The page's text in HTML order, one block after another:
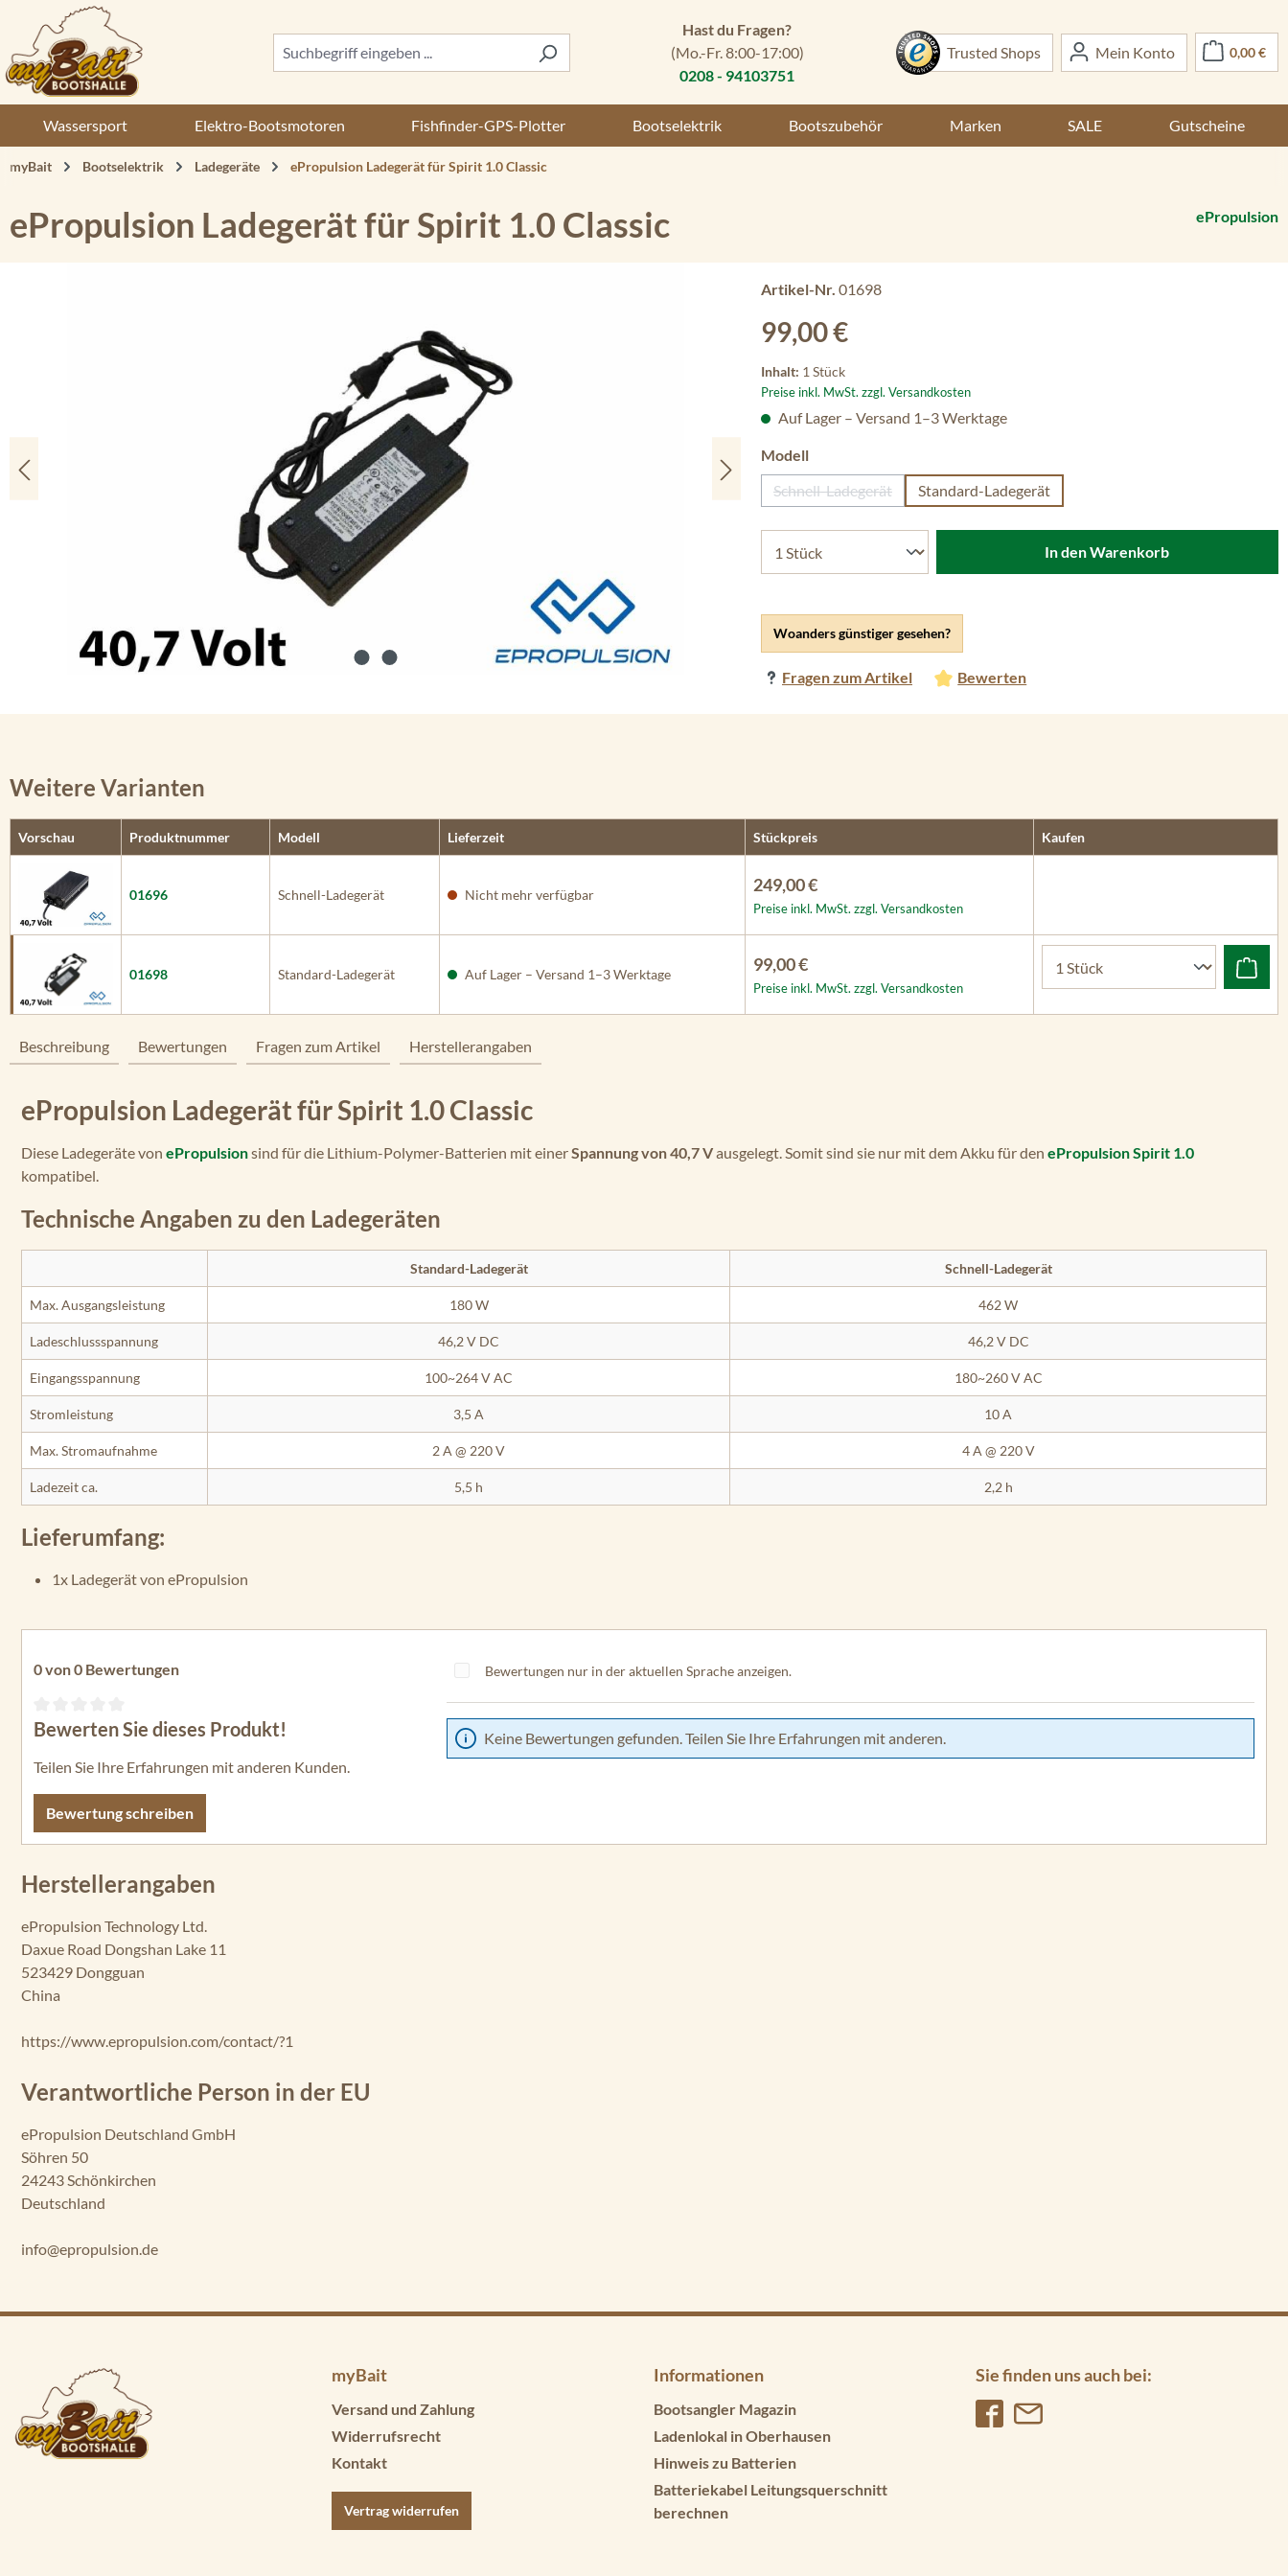
Hauptinhalt springen
Zur Suche springen
Zur Hauptnavigation springen
Hast du Fragen?
(Mo.-Fr. 8:00-17:00)
0208 - 94103751
Trusted Shops Mein Konto 0,00 €
Wassersport Elektro-Bootsmotoren Fishfinder-GPS-Plotter Bootselektrik Bootszubehör Marken SALE Gutscheine
myBait Bootselektrik Ladegeräte ePropulsion Ladegerät für Spirit 1.0 Classic
ePropulsion Ladegerät für Spirit 1.0 Classic ePropulsion
Artikel-Nr. 01698
Regulärer Preis:
99,00 €
Inhalt: 1 Stück
Preise inkl. MwSt. zzgl. Versandkosten
Woanders günstiger gesehen?
Fragen zum Artikel Bewerten
Auf Lager – Versand 1–3 Werktage
Modellauswählen
Schnell-Ladegerät
(Diese Option ist zurzeit nicht verfügbar.)
Standard-Ladegerät
In den Warenkorb
Weitere Varianten
Vorschau Produktnummer Modell Lieferzeit Stückpreis Kaufen
01696 Schnell-Ladegerät Nicht mehr verfügbar 249,00 €
Preise inkl. MwSt. zzgl. Versandkosten
01698 Standard-Ladegerät Auf Lager – Versand 1–3 Werktage 99,00 €
Preise inkl. MwSt. zzgl. Versandkosten
Beschreibung Bewertungen Fragen zum Artikel Herstellerangaben
ePropulsion Ladegerät für Spirit 1.0 Classic
Diese Ladegeräte von ePropulsionsind für die Lithium-Polymer-Batterien mit einerSpannung von 40,7 Vausgelegt. Somit sind sie nur mit dem Akku für den ePropulsion Spirit 1.0
kompatibel.
Technische Angaben zu den Ladegeräten
Standard-Ladegerät Schnell-Ladegerät
Max. Ausgangsleistung 180 W 462 W
Ladeschlussspannung 46,2 V DC 46,2 V DC
Eingangsspannung 100~264 V AC 180~260 V AC
Stromleistung 3,5 A 10 A
Max. Stromaufnahme 2 A @ 220 V 4 A @ 220 V
Ladezeit ca. 5,5 h 2,2 h
Lieferumfang:
1x Ladegerät von ePropulsion
0 von 0 Bewertungen
Durchschnittliche Bewertung von 0 von 5 Sternen
Bewerten Sie dieses Produkt!
Teilen Sie Ihre Erfahrungen mit anderen Kunden.
Bewertung schreiben
Bewertungen nur in der aktuellen Sprache anzeigen.
Keine Bewertungen gefunden. Teilen Sie Ihre Erfahrungen mit anderen.
Herstellerangaben
ePropulsion Technology Ltd.
Daxue Road Dongshan Lake 11
523429 Dongguan
China
https://www.epropulsion.com/contact/?1
Verantwortliche Person in der EU
ePropulsion Deutschland GmbH
Söhren 50
24243 Schönkirchen
Deutschland
info@epropulsion.de
myBait
Versand und Zahlung
Widerrufsrecht
Kontakt
Vertrag widerrufen
Informationen
Bootsangler Magazin
Ladenlokal in Oberhausen
Hinweis zu Batterien
Batteriekabel Leitungsquerschnitt
berechnen
Sie finden uns auch bei: